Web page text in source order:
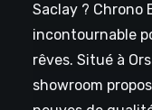
Saclay ? Chrono
incontournable
rêves. Situé à
showroom